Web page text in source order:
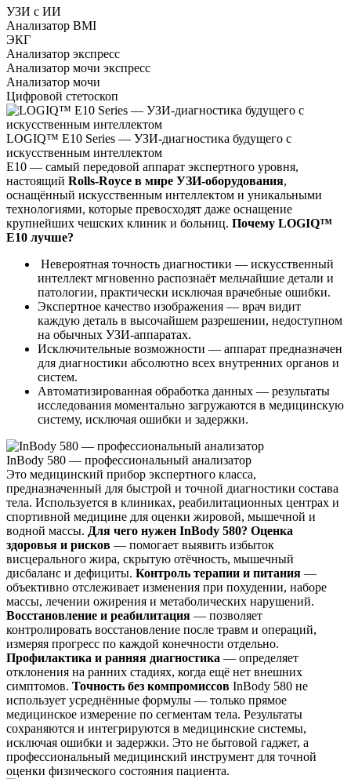
УЗИ с ИИ
Анализатор BMI
ЭКГ
Анализатор экспресс
Анализатор мочи экспресс
Анализатор мочи
Цифровой стетоскоп
LOGIQ™ E10 Series — УЗИ-диагностика будущего с
искусственным интеллектом
E10 — самый передовой аппарат экспертного уровня,
настоящий Rolls-Royce в мире УЗИ-оборудования,
оснащённый искусственным интеллектом и уникальными
технологиями, которые превосходят даже оснащение
крупнейших чешских клиник и больниц. Почему LOGIQ™
E10 лучше?
Невероятная точность диагностики — искусственный
интеллект мгновенно распознаёт мельчайшие детали и
патологии, практически исключая врачебные ошибки.
Экспертное качество изображения — врач видит
каждую деталь в высочайшем разрешении, недоступном
на обычных УЗИ-аппаратах.
Исключительные возможности — аппарат предназначен
для диагностики абсолютно всех внутренних органов и
систем.
Автоматизированная обработка данных — результаты
исследования моментально загружаются в медицинскую
систему, исключая ошибки и задержки.
InBody 580 — профессиональный анализатор
Это медицинский прибор экспертного класса,
предназначенный для быстрой и точной диагностики состава
тела. Используется в клиниках, реабилитационных центрах и
спортивной медицине для оценки жировой, мышечной и
водной массы. Для чего нужен InBody 580? Оценка
здоровья и рисков — помогает выявить избыток
висцерального жира, скрытую отёчность, мышечный
дисбаланс и дефициты. Контроль терапии и питания —
объективно отслеживает изменения при похудении, наборе
массы, лечении ожирения и метаболических нарушений.
Восстановление и реабилитация — позволяет
контролировать восстановление после травм и операций,
измеряя прогресс по каждой конечности отдельно.
Профилактика и ранняя диагностика — определяет
отклонения на ранних стадиях, когда ещё нет внешних
симптомов. Точность без компромиссов InBody 580 не
использует усреднённые формулы — только прямое
медицинское измерение по сегментам тела. Результаты
сохраняются и интегрируются в медицинские системы,
исключая ошибки и задержки. Это не бытовой гаджет, а
профессиональный медицинский инструмент для точной
оценки физического состояния пациента.